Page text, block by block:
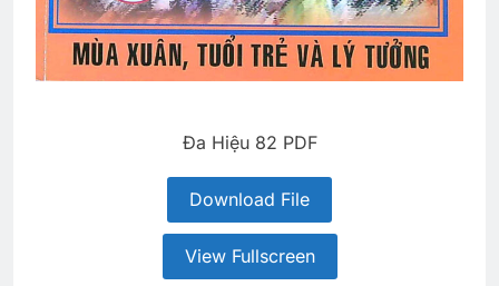
Đa Hiệu 82 PDF
Download File
View Fullscreen